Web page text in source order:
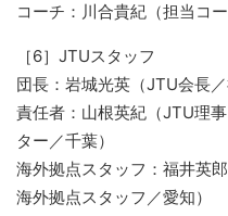
コーチ：川合貴紀（担当コ
［6］JTUスタッフ
団長：岩城光英（JTU会長／
責任者：山根英紀（JTU理
ター／千葉）
海外拠点スタッフ：福井英
海外拠点スタッフ／愛知）